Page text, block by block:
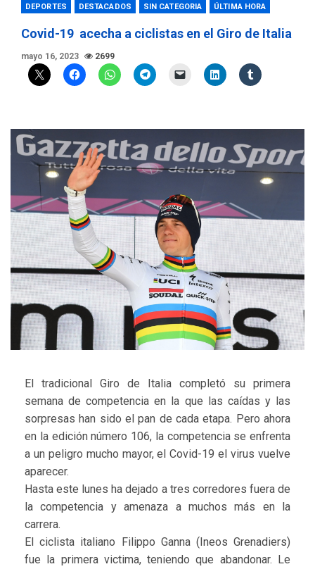
DEPORTES DESTACADOS SIN CATEGORIA ÚLTIMA HORA
Covid-19 acecha a ciclistas en el Giro de Italia
mayo 16, 2023 2699
El tradicional Giro de Italia completó su primera
semana de competencia en la que las caídas y las
sorpresas han sido el pan de cada etapa. Pero ahora
en la edición número 106, la competencia se enfrenta
a un peligro mucho mayor, el Covid-19 el virus vuelve
aparecer.
Hasta este lunes ha dejado a tres corredores fuera de
la competencia y amenaza a muchos más en la
carrera.
El ciclista italiano Filippo Ganna (Ineos Grenadiers)
fue la primera victima, teniendo que abandonar. Le